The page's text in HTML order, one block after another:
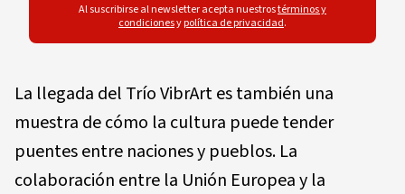
Al suscribirse al newsletter acepta nuestrostérminos y
condicionesypolítica de privacidad.
La llegada del Trío VibrArt es también una
muestra de cómo la cultura puede tender
puentes entre naciones y pueblos. La
colaboración entre la Unión Europea y la